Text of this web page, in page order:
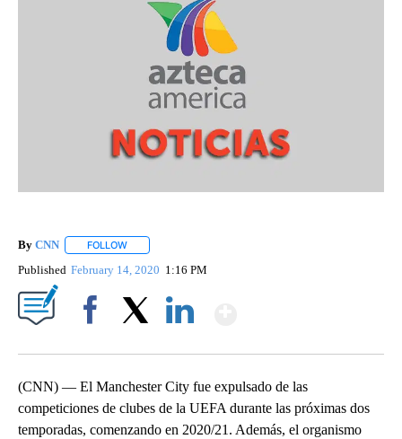
By CNN FOLLOW
Published February 14, 2020 1:16 PM
(CNN) — El Manchester City fue expulsado de las
competiciones de clubes de la UEFA durante las próximas dos
temporadas, comenzando en 2020/21. Además, el organismo